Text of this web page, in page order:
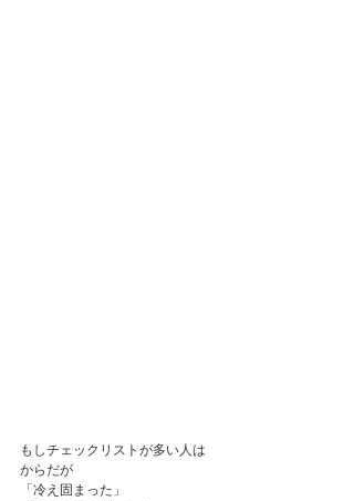
もしチェックリストが多い人は
からだが
「冷え固まった」